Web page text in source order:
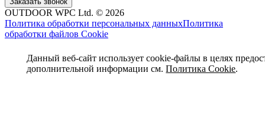
OUTDOOR WPC Ltd. © 2026
Политика обработки персональных данныхПолитика
обработки файлов Cookie
Данный веб-сайт использует cookie-файлы в целях
дополнительной информации см.Политика Cookie.